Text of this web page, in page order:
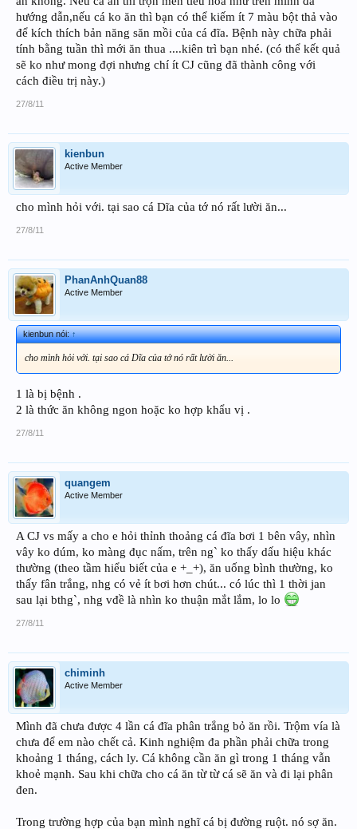
hướng dẫn,nếu cá ko ăn thì bạn có thể kiếm ít 7 màu bột thả vào
để kích thích bản năng săn mồi của cá đĩa. Bệnh này chữa phải
tính bằng tuần thì mới ăn thua ....kiên trì bạn nhé. (có thể kết quả
sẽ ko như mong đợi nhưng chí ít CJ cũng đã thành công với
cách điều trị này.)
27/8/11
kienbun
Active Member
cho mình hỏi với. tại sao cá Dĩa của tớ nó rất lười ăn...
27/8/11
PhanAnhQuan88
Active Member
kienbun nói:↑
cho mình hỏi với. tại sao cá Dĩa của tớ nó rất lười ăn...
1 là bị bệnh .
2 là thức ăn không ngon hoặc ko hợp khẩu vị .
27/8/11
quangem
Active Member
A CJ vs mấy a cho e hỏi thỉnh thoảng cá đĩa bơi 1 bên vây, nhìn
vây ko dúm, ko màng đục nấm, trên ng` ko thấy dấu hiệu khác
thường (theo tầm hiểu biết của e +_+), ăn uống bình thường, ko
thấy fân trắng, nhg có vẻ ít bơi hơn chút... có lúc thì 1 thời jan
sau lại bthg`, nhg vđề là nhìn ko thuận mắt lắm, lo lo
27/8/11
chiminh
Active Member
Mình đã chưa được 4 lần cá đĩa phân trắng bỏ ăn rồi. Trộm vía là
chưa để em nào chết cả. Kinh nghiệm đa phần phải chữa trong
khoảng 1 tháng, cách ly. Cá không cần ăn gì trong 1 tháng vẫn
khoẻ mạnh. Sau khi chữa cho cá ăn từ từ cá sẽ ăn và đi lại phân
đen.
Trong trường hợp của bạn mình nghĩ cá bị đường ruột. nó sợ ăn.